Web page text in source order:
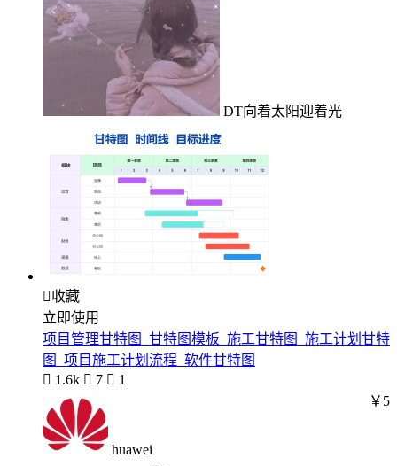
DT向着太阳迎着光
收藏
立即使用
项目管理甘特图_甘特图模板_施工甘特图_施工计划甘特
图_项目施工计划流程_软件甘特图
 1.6k  7  1
huawei
￥5